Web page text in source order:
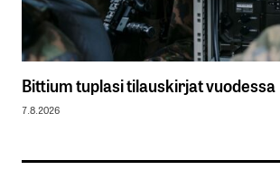
Bittium tuplasi tilauskirjat vuodessa
7.8.2026